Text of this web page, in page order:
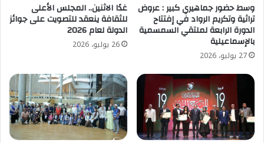
وسط حضور جماهيري كبير : عروض
تراثية وتكريم الرواد في إفتتاح
الدورة الرابعة لملتقي السمسمية
بالإسماعيلية
27 يوليو، 2026
غدًا الاثنين.. المجلس الأعلى
للثقافة ينعقد للتصويت على جوائز
الدولة لعام 2026
26 يوليو، 2026